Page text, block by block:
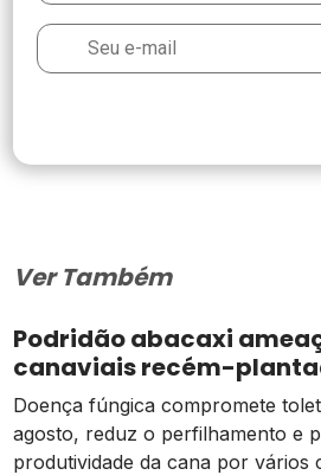
Ver Também
Podridão abacaxi
canaviais recém-
Doença fúngica compromete
agosto, reduz o perfilhamento e
produtividade da cana por vários